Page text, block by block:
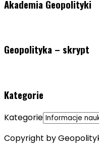
Akademia Geopolityki
Geopolityka – skrypt
Kategorie
Kategorie
Copyright by